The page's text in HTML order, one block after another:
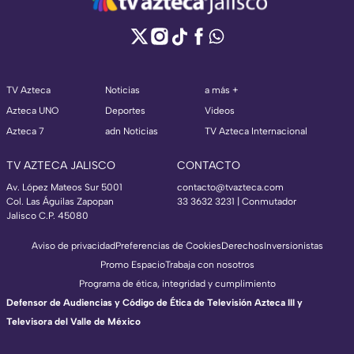
TV Azteca
Azteca UNO
Azteca 7
Noticias
Deportes
adn Noticias
a más +
Videos
TV Azteca Internacional
TV AZTECA JALISCO
Av. López Mateos Sur 5001
Col. Las Águilas Zapopan
Jalisco C.P. 45080
CONTACTO
contacto@tvazteca.com
33 3632 3231 | Conmutador
Aviso de privacidadPreferencias de CookiesDerechosInversionistas
Promo EspacioTrabaja con nosotros
Programa de ética, integridad y cumplimiento
Defensor de Audiencias y Código de Ética de Televisión Azteca III y
Televisora del Valle de México